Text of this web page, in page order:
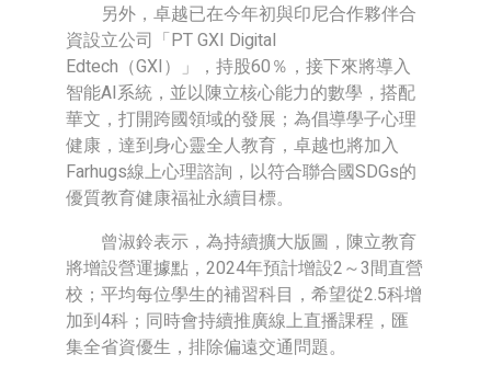
另外，卓越已在今年初與印尼合作夥伴合
資設立公司「PT GXI Digital
Edtech（GXI）」，持股60％，接下來將導入
智能AI系統，並以陳立核心能力的數學，搭配
華文，打開跨國領域的發展；為倡導學子心理
健康，達到身心靈全人教育，卓越也將加入
Farhugs線上心理諮詢，以符合聯合國SDGs的
優質教育健康福祉永續目標。
曾淑鈴表示，為持續擴大版圖，陳立教育
將增設營運據點，2024年預計增設2～3間直營
校；平均每位學生的補習科目，希望從2.5科增
加到4科；同時會持續推廣線上直播課程，匯
集全省資優生，排除偏遠交通問題。